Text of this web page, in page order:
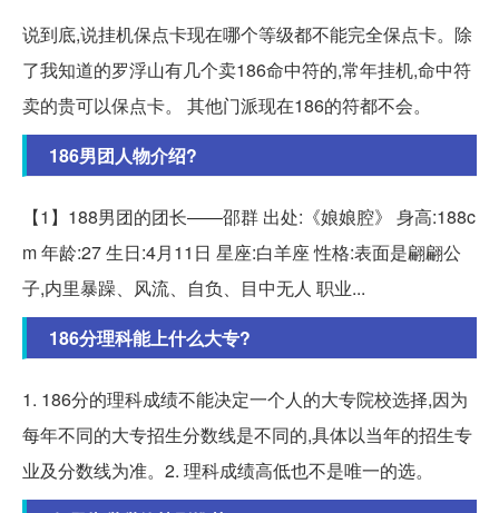
说到底,说挂机保点卡现在哪个等级都不能完全保点卡。除
了我知道的罗浮山有几个卖186命中符的,常年挂机,命中符
卖的贵可以保点卡。 其他门派现在186的符都不会。
186男团人物介绍?
【1】188男团的团长——邵群 出处:《娘娘腔》 身高:188c
m 年龄:27 生日:4月11日 星座:白羊座 性格:表面是翩翩公
子,内里暴躁、风流、自负、目中无人 职业...
186分理科能上什么大专?
1. 186分的理科成绩不能决定一个人的大专院校选择,因为
每年不同的大专招生分数线是不同的,具体以当年的招生专
业及分数线为准。2. 理科成绩高低也不是唯一的选。